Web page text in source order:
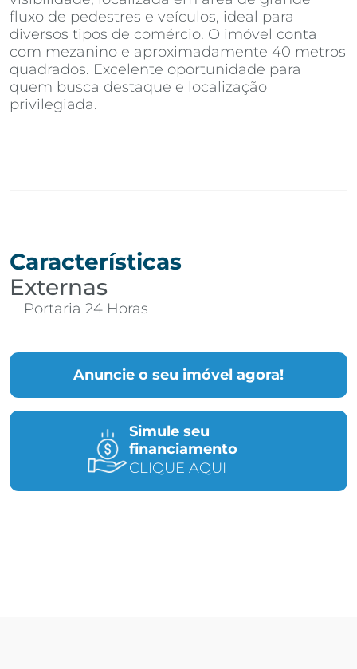
fluxo de pedestres e veículos, ideal para
diversos tipos de comércio. O imóvel conta
com mezanino e aproximadamente 40 metros
quadrados. Excelente oportunidade para
quem busca destaque e localização
privilegiada.
Anuncie o seu imóvel agora!
Simule seu
financiamento
CLIQUE AQUI
Características
Externas
Portaria 24 Horas